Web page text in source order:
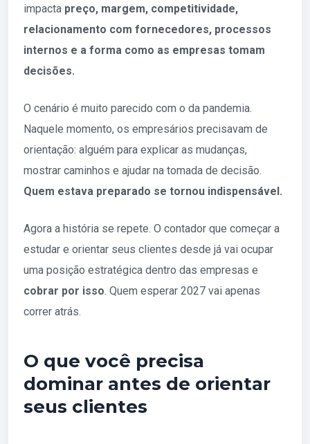
impacta preço, margem, competitividade,
relacionamento com fornecedores, processos
internos e a forma como as empresas tomam
decisões.
O cenário é muito parecido com o da pandemia.
Naquele momento, os empresários precisavam de
orientação: alguém para explicar as mudanças,
mostrar caminhos e ajudar na tomada de decisão.
Quem estava preparado se tornou indispensável.
Agora a história se repete. O contador que começar a
estudar e orientar seus clientes desde já vai ocupar
uma posição estratégica dentro das empresas e
cobrar por isso. Quem esperar 2027 vai apenas
correr atrás.
O que você precisa
dominar antes de orientar
seus clientes